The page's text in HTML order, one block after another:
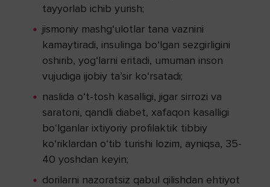
tayyorlab ichib yurish;
jismoniy mashg‘ulotlar tana vaznini
kamaytiradi, insulinga bo‘lgan sezgirligini
oshirib, yog‘larni eritadi, umuman inson
vujudiga ijobiy ta’sir ko‘rsatadi;
naslida o‘t-tosh kasalligi, jigar sirrozi va
saratoni, qandli diabet, xafaqon kasalligi
bo‘lganlar ixtiyoriy profilaktik tibbiy
ko‘riklardan o‘tib turishi lozim, ayniqsa, 35-
40 yoshdan keyin;
dorilarni nazoratsiz qabul qilishdan ehtiyot